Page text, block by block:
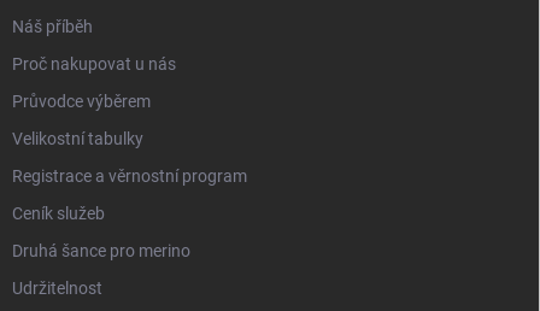
Náš příběh
Proč nakupovat u nás
Průvodce výběrem
Velikostní tabulky
Registrace a věrnostní program
Ceník služeb
Druhá šance pro merino
Udržitelnost